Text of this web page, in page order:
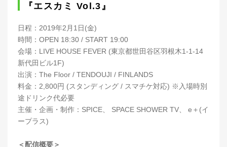
『エスカミ Vol.3』
日程：2019年2月1日(金)
時間：OPEN 18:30 / START 19:00
会場：LIVE HOUSE FEVER (東京都世田谷区羽根木1-1-14
新代田ビル1F)
出演：The Floor / TENDOUJI / FINLANDS
料金：2,800円 (スタンディング / スマチケ対応) ※入場時別
途ドリンク代必要
主催・企画・制作：SPICE、 SPACE SHOWER TV、 e＋(イ
ープラス)
＜配信概要＞